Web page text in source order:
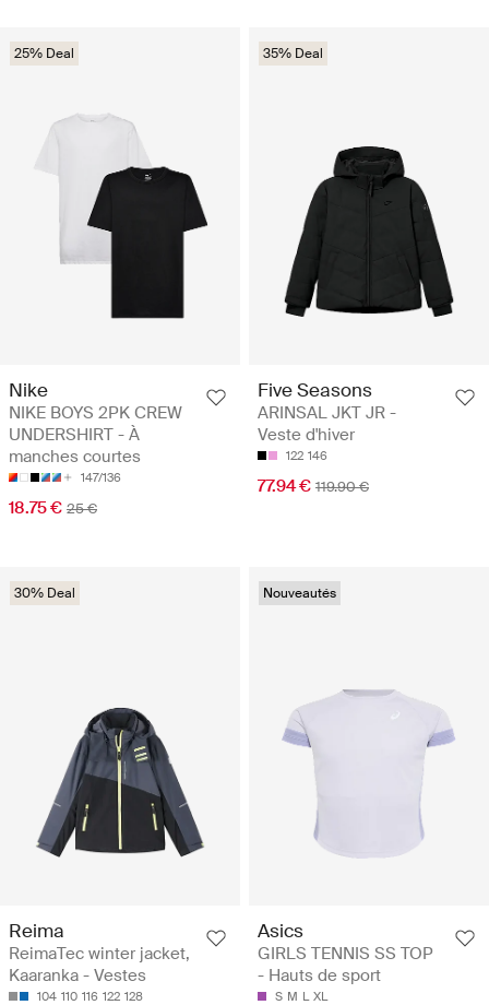
25% Deal
Nike
NIKE BOYS 2PK CREW
UNDERSHIRT - À
manches courtes
147/136
18.75 € 25 €
35% Deal
Five Seasons
ARINSAL JKT JR -
Veste d'hiver
122 146
77.94 € 119.90 €
30% Deal
Reima
ReimaTec winter jacket,
Kaaranka - Vestes
104 110 116 122 128
Nouveautés
Asics
GIRLS TENNIS SS TOP
- Hauts de sport
S M L XL